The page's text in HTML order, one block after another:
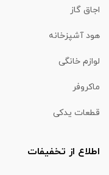
اجاق گاز
هود آشپزخانه
لوازم خانگی
ماكروفر
قطعات یدکی
اطلاع از تخفیفات